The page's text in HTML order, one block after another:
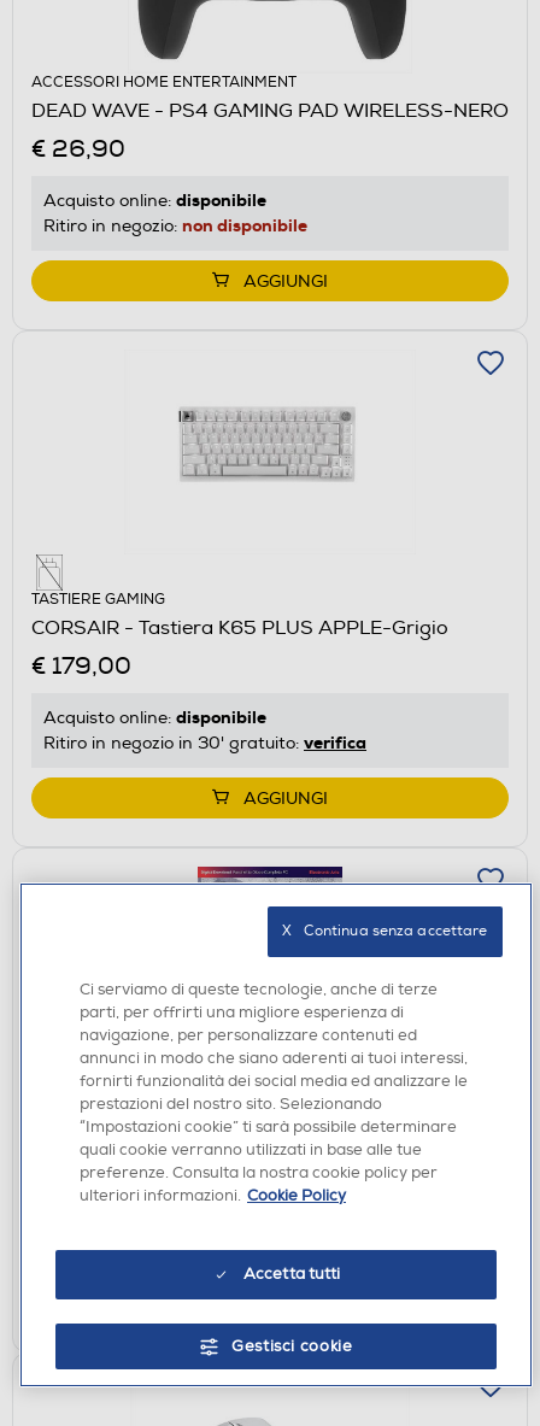
ACCESSORI HOME ENTERTAINMENT
DEAD WAVE - PS4 GAMING PAD WIRELESS-NERO
€ 26,90
Acquisto online: disponibile
Ritiro in negozio: non disponibile
AGGIUNGI
TASTIERE GAMING
CORSAIR - Tastiera K65 PLUS APPLE-Grigio
€ 179,00
Acquisto online: disponibile
Ritiro in negozio in 30' gratuito: verifica
AGGIUNGI
GIOCHI PC
ELECTRONIC ARTS - NEED FOR SPEED UNBOUND
€ 25,99
Ritiro in negozio:non disponibile
AGGIUNGI
Ci serviamo di queste tecnologie, anche di terze
parti, per offrirti una migliore esperienza di
navigazione, per personalizzare contenuti ed
annunci in modo che siano aderenti ai tuoi interessi,
fornirti funzionalità dei social media ed analizzare le
prestazioni del nostro sito. Selezionando
“Impostazioni cookie” ti sarà possibile determinare
quali cookie verranno utilizzati in base alle tue
preferenze. Consulta la nostra cookie policy per
ulteriori informazioni. Cookie Policy
Accetta tutti
Gestisci cookie
X   Continua senza accettare